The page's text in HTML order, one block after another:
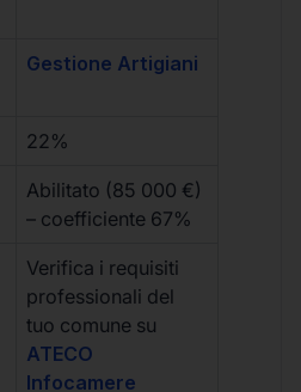
Gestione Artigiani
22%
Abilitato (85 000 €)
– coefficiente 67%
Verifica i requisiti
professionali del
tuo comune su
ATECO
Infocamere